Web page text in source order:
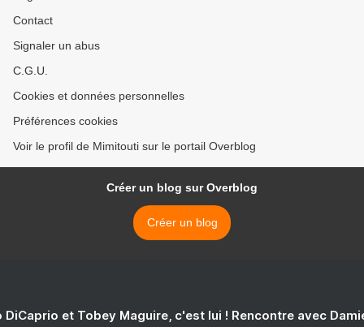
Contact
Signaler un abus
C.G.U.
Cookies et données personnelles
Préférences cookies
Voir le profil de Mimitouti sur le portail Overblog
Créer un blog sur Overblog
Créer un blog
DiCaprio et Tobey Maguire, c'est lui ! Rencontre avec